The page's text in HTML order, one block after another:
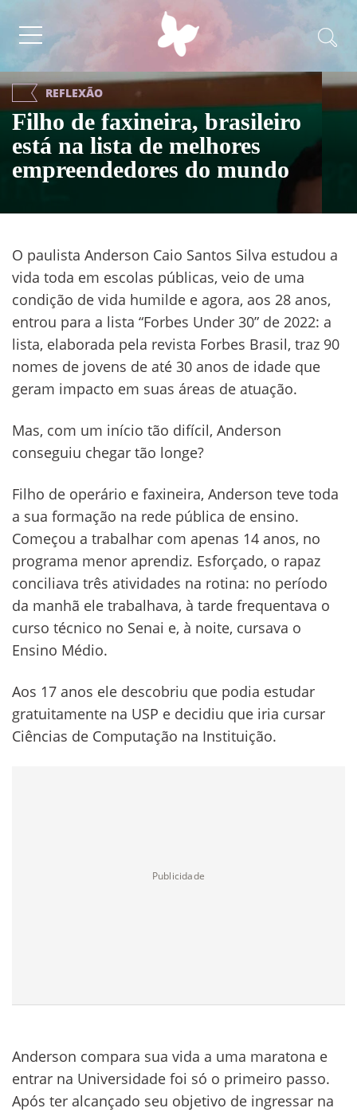
REFLEXÃO
Filho de faxineira, brasileiro
está na lista de melhores
empreendedores do mundo
O paulista Anderson Caio Santos Silva estudou a
vida toda em escolas públicas, veio de uma
condição de vida humilde e agora, aos 28 anos,
entrou para a lista “Forbes Under 30” de 2022: a
lista, elaborada pela revista Forbes Brasil, traz 90
nomes de jovens de até 30 anos de idade que
geram impacto em suas áreas de atuação.
Mas, com um início tão difícil, Anderson
conseguiu chegar tão longe?
Filho de operário e faxineira, Anderson teve toda
a sua formação na rede pública de ensino.
Começou a trabalhar com apenas 14 anos, no
programa menor aprendiz. Esforçado, o rapaz
conciliava três atividades na rotina: no período
da manhã ele trabalhava, à tarde frequentava o
curso técnico no Senai e, à noite, cursava o
Ensino Médio.
Aos 17 anos ele descobriu que podia estudar
gratuitamente na USP e decidiu que iria cursar
Ciências de Computação na Instituição.
Anderson compara sua vida a uma maratona e
entrar na Universidade foi só o primeiro passo.
Após ter alcançado seu objetivo de ingressar na